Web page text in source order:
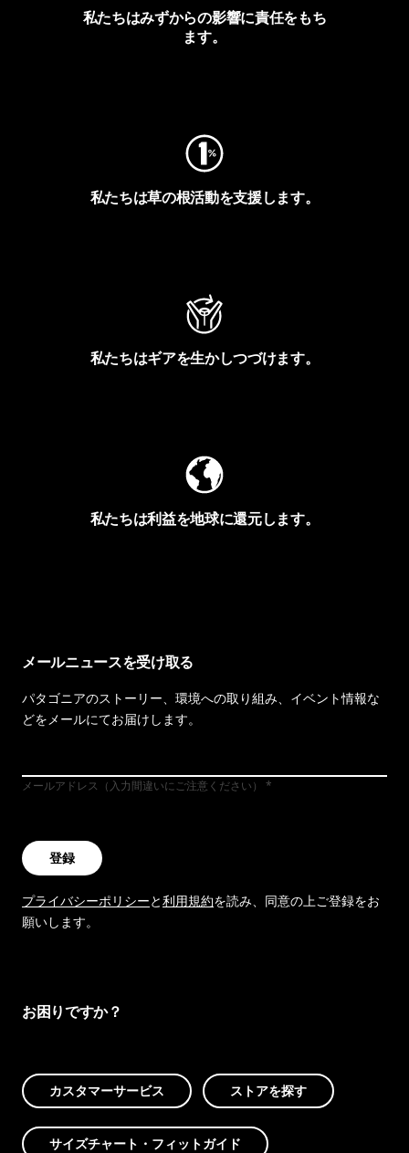
私たちはみずからの影響に責任をもち
ます。
私たちは草の根活動を支援します。
私たちはギアを生かしつづけます。
私たちは利益を地球に還元します。
メールニュースを受け取る
パタゴニアのストーリー、環境への取り組み、イベント情報な
どをメールにてお届けします。
メールアドレス（入力間違いにご注意ください）
登録
プライバシーポリシーと利用規約を読み、同意の上ご登録をお
願いします。
お困りですか？
カスタマーサービス ストアを探す
サイズチャート・フィットガイド